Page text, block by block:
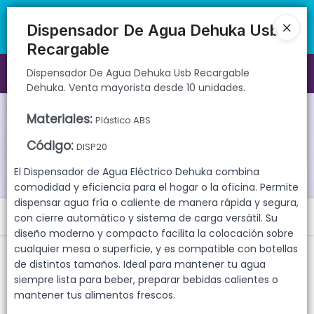
Dispensador De Agua Dehuka Usb Recargable Dehuka. Venta
Dispensador De Agua Dehuka Usb
Recargable
Dispensador De Agua Dehuka Usb Recargable
Dehuka. Venta mayorista desde 10 unidades.
Materiales: Plástico ABS
Código: DISP20
El Dispensador de Agua Eléctrico Dehuka combina
comodidad y eficiencia para el hogar o la oficina. Permite
dispensar agua fría o caliente de manera rápida y segura,
con cierre automático y sistema de carga versátil. Su
diseño moderno y compacto facilita la colocación sobre
cualquier mesa o superficie, y es compatible con botellas
de distintos tamaños. Ideal para mantener tu agua
siempre lista para beber, preparar bebidas calientes o
mantener tus alimentos frescos.
directa | 📦 Comprá mayorista desde 10 unidades. ¡Registrate y
accedé a precios exclusivos!
Ingresar a la Tienda
CÓMO COMPRAR
QUIÉNES SOMOS
GARANTIAS
CONTACTO
Menú
Dispensador De Agua Dehuka Usb Recargable Dehuka. Venta
mayorista desde 10 unidades.